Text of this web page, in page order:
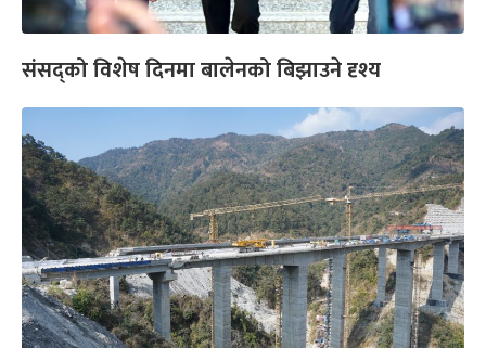
संसद्को विशेष दिनमा बालेनको बिझाउने दृश्य